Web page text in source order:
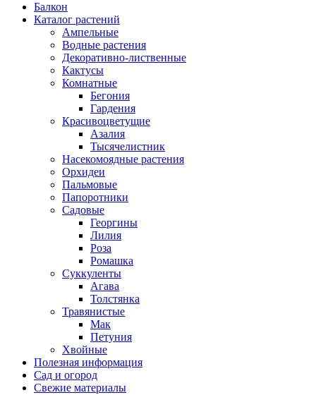
Балкон
Каталог растений
Ампельные
Водные растения
Декоративно-лиственные
Кактусы
Комнатные
Бегония
Гардения
Красивоцветущие
Азалия
Тысячелистник
Насекомоядные растения
Орхидеи
Пальмовые
Папоротники
Садовые
Георгины
Лилия
Роза
Ромашка
Суккуленты
Агава
Толстянка
Травянистые
Мак
Петуния
Хвойные
Полезная информация
Сад и огород
Свежие материалы